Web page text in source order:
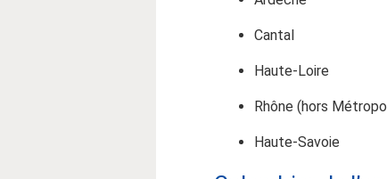
Cantal
Haute-Loire
Rhône (hors
Haute-Savoie